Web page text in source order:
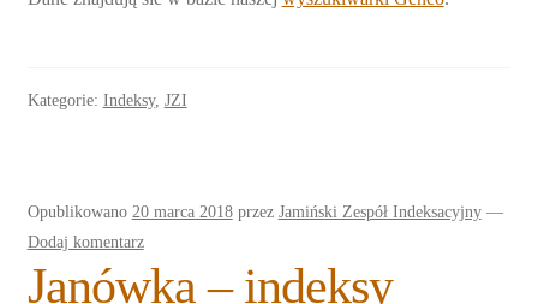
Kategorie: Indeksy, JZI
Opublikowano 20 marca 2018 przez Jamiński Zespół Indeksacyjny —
Dodaj komentarz
Janówka – indeksy